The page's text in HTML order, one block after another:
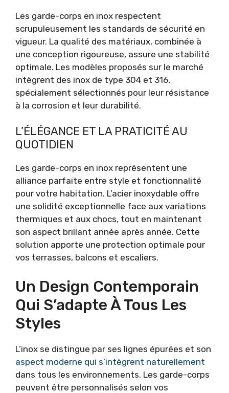
Les garde-corps en inox respectent
scrupuleusement les standards de sécurité en
vigueur. La qualité des matériaux, combinée à
une conception rigoureuse, assure une stabilité
optimale. Les modèles proposés sur le marché
intègrent des inox de type 304 et 316,
spécialement sélectionnés pour leur résistance
à la corrosion et leur durabilité.
L’ÉLÉGANCE ET LA PRATICITÉ AU
QUOTIDIEN
Les garde-corps en inox représentent une
alliance parfaite entre style et fonctionnalité
pour votre habitation. L’acier inoxydable offre
une solidité exceptionnelle face aux variations
thermiques et aux chocs, tout en maintenant
son aspect brillant année après année. Cette
solution apporte une protection optimale pour
vos terrasses, balcons et escaliers.
Un Design Contemporain
Qui S’adapte À Tous Les
Styles
L’inox se distingue par ses lignes épurées et son
aspect moderne qui s’intègrent naturellement
dans tous les environnements. Les garde-corps
peuvent être personnalisés selon vos